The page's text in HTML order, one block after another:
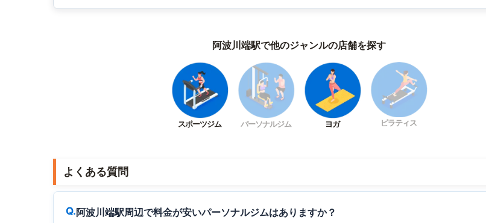
阿波川端駅で他のジャンルの店舗を探す
スポーツジム パーソナルジム ヨガ ピラティス
よくある質問
阿波川端駅周辺で料金が安いパーソナルジムはありますか？